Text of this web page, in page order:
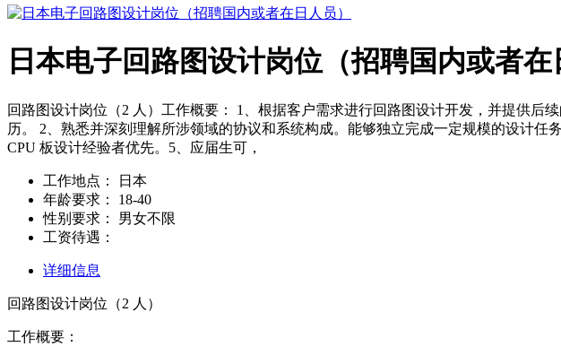
日本电子回路图设计岗位（招聘国内或者在
回路图设计岗位（2 人）工作概要： 1、根据客户需求进行回路图设计开发，并提供
历。 2、熟悉并深刻理解所涉领域的协议和系统构成。能够独立完成一定规模的设计
CPU 板设计经验者优先。5、应届生可，
工作地点：
日本
年龄要求：
18-40
性别要求：
男女不限
工资待遇：
详细信息
回路图设计岗位（2 人）
工作概要：